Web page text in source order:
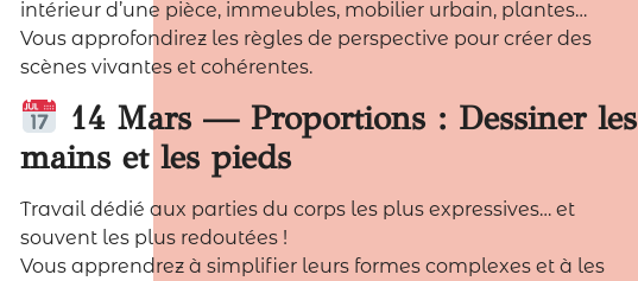
intérieur d’une pièce, immeubles, mobilier urbain, plantes…
Vous approfondirez les règles de perspective pour créer des
scènes vivantes et cohérentes.
14 Mars — Proportions : Dessiner les
mains et les pieds
Travail dédié aux parties du corps les plus expressives… et
souvent les plus redoutées !
Vous apprendrez à simplifier leurs formes complexes et à les